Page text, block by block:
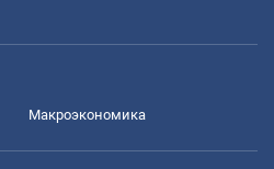
Mакроэкономика